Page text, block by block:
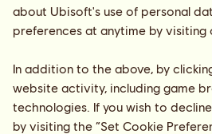
about Ubisoft's use of personal
preferences at anytime by
In addition to the above, by
website activity, including game
technologies. If you wish to
by visiting the “Set Cookie